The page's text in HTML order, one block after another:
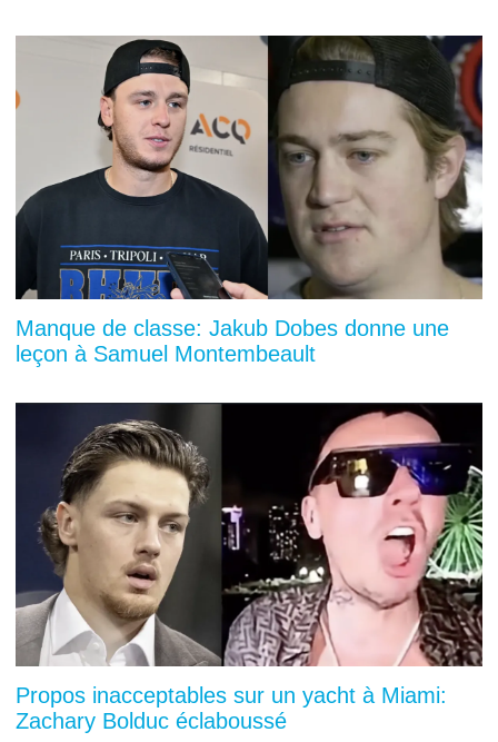
Manque de classe: Jakub Dobes donne une
leçon à Samuel Montembeault
Propos inacceptables sur un yacht à Miami:
Zachary Bolduc éclaboussé